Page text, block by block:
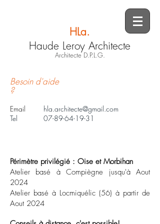
HLa.
Haude Leroy Architecte
Architecte D.P.L.G.
Besoin d'aide
?
Email
hla.architecte@gmail.com
Tel 07-89-64-19-31
Périmètre privilégié : Oise et Morbihan
Atelier basé à Compiègne jusqu'à Aout
2024
Atelier basé à Locmiquélic (56) à partir de
Aout 2024